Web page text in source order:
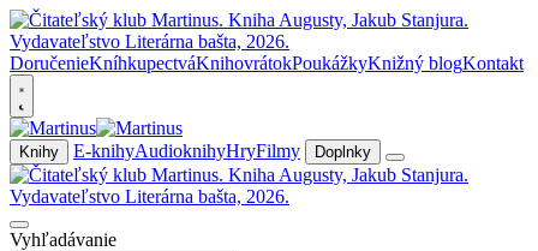
DoručenieKníhkupectváKnihovrátokPoukážkyKnižný blogKontakt
Knihy E-knihyAudioknihyHryFilmy Doplnky
Vyhľadávanie